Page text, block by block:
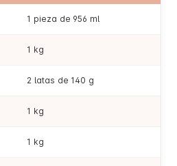
1 pieza de 956 ml
1 kg
2 latas de 140 g
1 kg
1 kg